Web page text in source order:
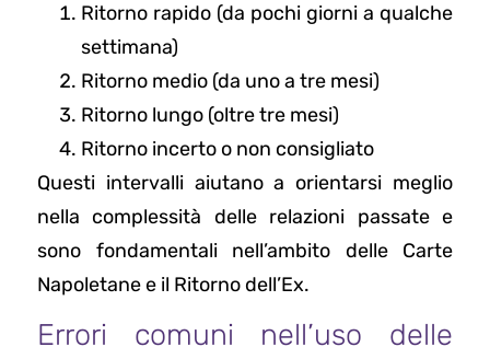
Ritorno rapido (da pochi giorni a qualche
settimana)
Ritorno medio (da uno a tre mesi)
Ritorno lungo (oltre tre mesi)
Ritorno incerto o non consigliato
Questi intervalli aiutano a orientarsi meglio
nella complessità delle relazioni passate e
sono fondamentali nell’ambito delle Carte
Napoletane e il Ritorno dell’Ex.
Errori comuni nell’uso delle